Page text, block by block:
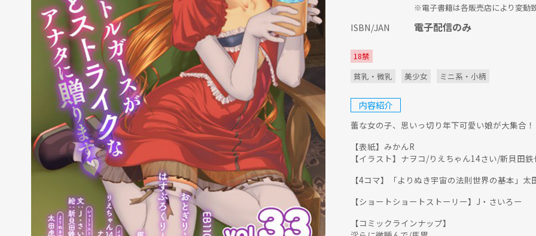
※電子書籍は各販売店により変動致
ISBN/JAN 電子配信のみ
18禁
貧乳・微乳
美少女 ミニ系・小柄
内容紹介
蕾な女の子、思いっ切り年下可愛い娘が大集合！
【表紙】みかんR
【イラスト】ナヲコ/りえちゃん14さい/新貝田鉄
【4コマ】「よりぬき宇宙の法則世界の基本」太
【ショートショートストーリー】J・さいろー
【コミックラインナップ】